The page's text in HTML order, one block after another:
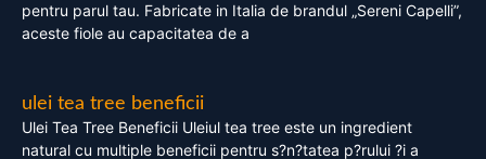
pentru parul tau. Fabricate in Italia de brandul „Sereni Capelli”,
aceste fiole au capacitatea de a
ulei tea tree beneficii
Ulei Tea Tree Beneficii Uleiul tea tree este un ingredient
natural cu multiple beneficii pentru s?n?tatea p?rului ?i a